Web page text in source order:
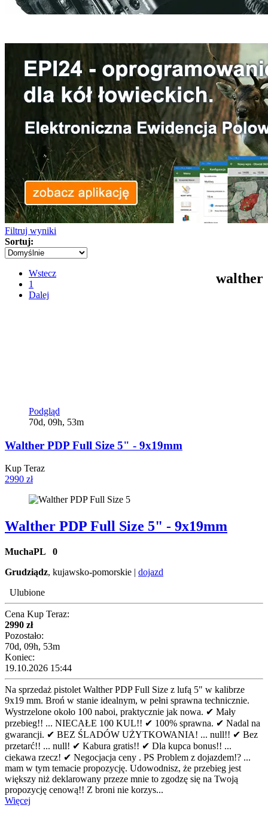
Filtruj wyniki
Sortuj:
walther
Wstecz
1
Dalej
Podgląd
70d, 09h, 53m
Walther PDP Full Size 5" - 9x19mm
Kup Teraz
2990 zł
Walther PDP Full Size 5" - 9x19mm
MuchaPL 0
Grudziądz, kujawsko-pomorskie | dojazd
Ulubione
Cena Kup Teraz:
2990 zł
Pozostało:
70d, 09h, 53m
Koniec:
19.10.2026 15:44
Na sprzedaż pistolet Walther PDP Full Size z lufą 5" w kalibrze
9x19 mm. Broń w stanie idealnym, w pełni sprawna technicznie.
Wystrzelone około 100 naboi, praktycznie jak nowa. ✔ Mały
przebieg!! ... NIECAŁE 100 KUL!! ✔ 100% sprawna. ✔ Nadal na
gwarancji. ✔ BEZ ŚLADÓW UŻYTKOWANIA! ... null!! ✔ Bez
przetarć!! ... null! ✔ Kabura gratis!! ✔ Dla kupca bonus!! ...
ciekawa rzecz! ✔ Negocjacja ceny . PS Problem z dojazdem!? ...
mam w tym temacie propozycję. Udowodnisz, że przebieg jest
większy niż deklarowany przeze mnie to zgodzę się na Twoją
propozycję cenową!! Z broni nie korzys...
Więcej